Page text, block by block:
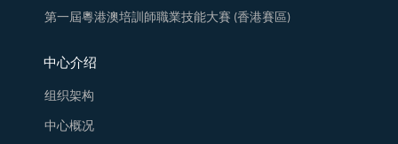
第一屆粵港澳培訓師職業技能大賽 (香港賽區)
中心介绍
组织架构
中心概况